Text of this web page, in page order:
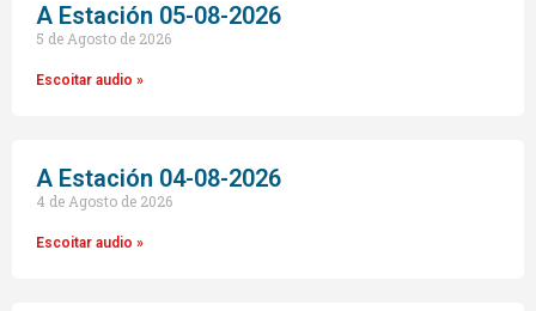
A Estación 05-08-2026
5 de Agosto de 2026
Escoitar audio »
A Estación 04-08-2026
4 de Agosto de 2026
Escoitar audio »